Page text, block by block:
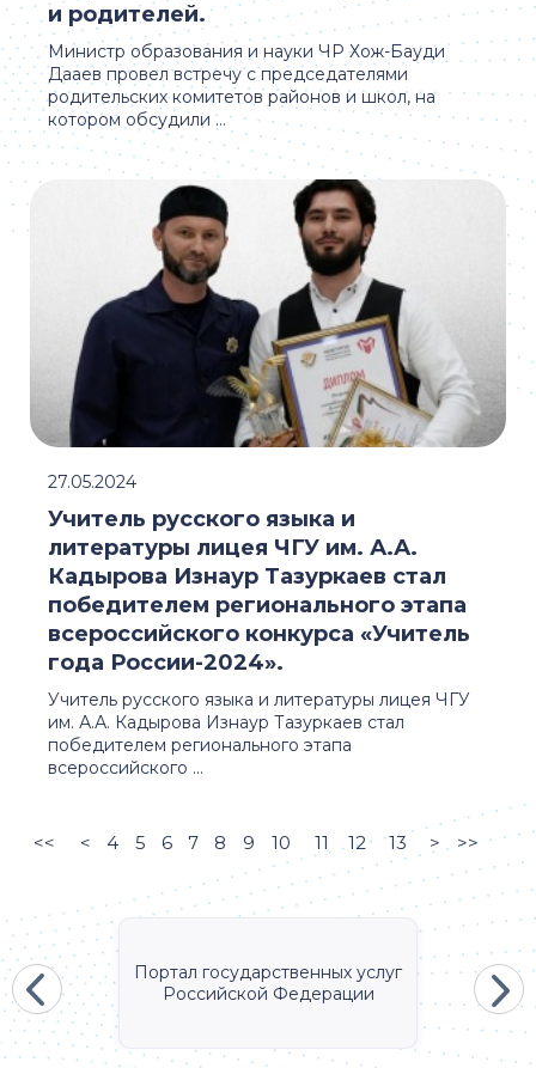
Министр образования и науки ЧР Хож-Бауди
Дааев провел встречу с председателями
родительских комитетов районов и школ, на
котором обсудили ...
и родителей.
Учитель русского языка и литературы лицея ЧГУ
им. А.А. Кадырова Изнаур Тазуркаев стал
победителем регионального этапа
всероссийского ...
Учитель русского языка и
литературы лицея ЧГУ им. А.А.
Кадырова Изнаур Тазуркаев стал
победителем регионального этапа
всероссийского конкурса «Учитель
года России-2024».
27.05.2024
<< < 4 5 6 7 8 9 10 11 12 13 > >>
Портал государственных услуг
Российской Федерации